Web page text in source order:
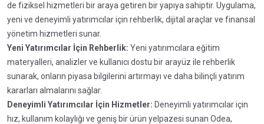
de fiziksel hizmetleri bir araya getiren bir yapıya sahiptir. Uygulama,
yeni ve deneyimli yatırımcılar için rehberlik, dijital araçlar ve finansal
yönetim hizmetleri sunar.
Yeni Yatırımcılar İçin Rehberlik: Yeni yatırımcılara eğitim
materyalleri, analizler ve kullanıcı dostu bir arayüz ile rehberlik
sunarak, onların piyasa bilgilerini artırmayı ve daha bilinçli yatırım
kararları almalarını sağlar.
Deneyimli Yatırımcılar İçin Hizmetler: Deneyimli yatırımcılar için
hız, kullanım kolaylığı ve geniş bir ürün yelpazesi sunan Odea,